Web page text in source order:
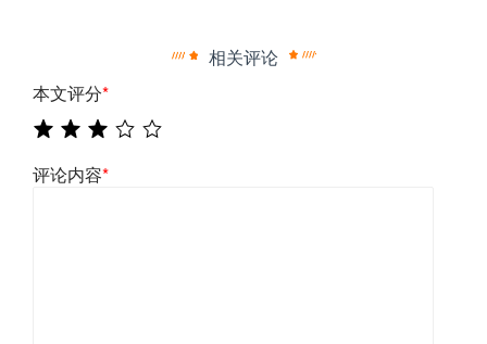
相关评论
本文评分*
评论内容*